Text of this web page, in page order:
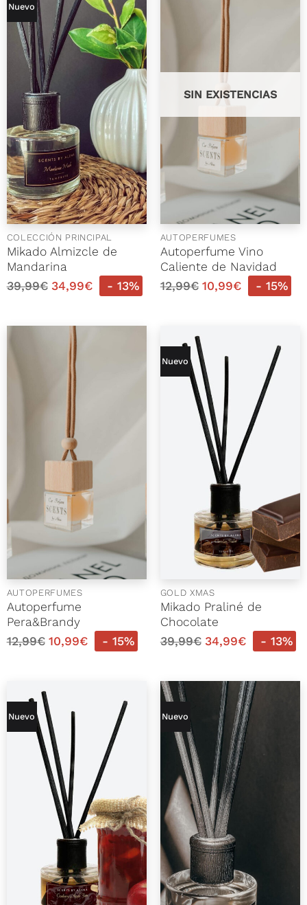
Nuevo
COLECCIÓN PRINCIPAL
Mikado Almizcle de
Mandarina
39,99€ 34,99€ - 13%
SIN EXISTENCIAS
AUTOPERFUMES
Autoperfume Vino
Caliente de Navidad
12,99€ 10,99€ - 15%
AUTOPERFUMES
Autoperfume
Pera&Brandy
12,99€ 10,99€ - 15%
Nuevo
GOLD XMAS
Mikado Praliné de
Chocolate
39,99€ 34,99€ - 13%
Nuevo Nuevo